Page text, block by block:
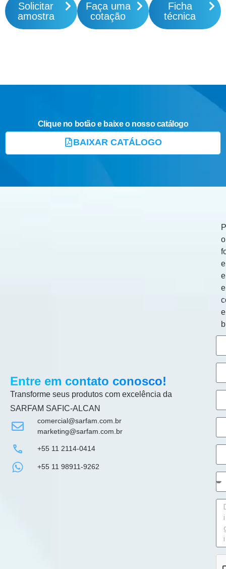
Solicitar
amostra
Faça uma
cotação
Ficha
técnica
Clique no botão e baixe o nosso catálogo
BAIXAR CATÁLOGO
Entre em contato conosco!
Transforme seus produtos com excelência da
SARFAM SAFIC-ALCAN
comercial@sarfam.com.br
marketing@sarfam.com.br
+55 11 2114-0414
+55 11 98911-9262
o
e